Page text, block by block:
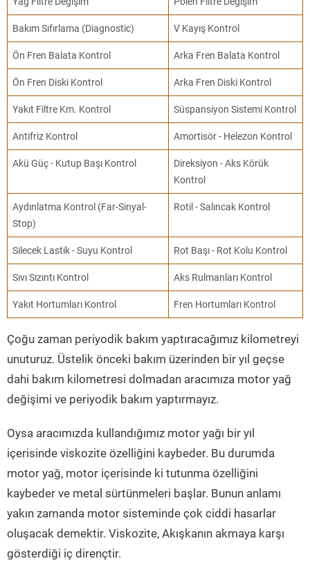
Bakım Sıfırlama (Diagnostic) V Kayış Kontrol
Ön Fren Balata Kontrol Arka Fren Balata Kontrol
Ön Fren Diski Kontrol Arka Fren Diski Kontrol
Yakıt Filtre Km. Kontrol Süspansiyon Sistemi Kontrol
Antifriz Kontrol Amortisör - Helezon Kontrol
Akü Güç - Kutup Başı Kontrol
Direksiyon - Aks Körük
Kontrol
Aydınlatma Kontrol (Far-Sinyal-
Stop)
Rotil - Salıncak Kontrol
Silecek Lastik - Suyu Kontrol Rot Başı - Rot Kolu Kontrol
Sıvı Sızıntı Kontrol Aks Rulmanları Kontrol
Yakıt Hortumları Kontrol Fren Hortumları Kontrol
Çoğu zaman periyodik bakım yaptıracağımız kilometreyi
unuturuz. Üstelik önceki bakım üzerinden bir yıl geçse
dahi bakım kilometresi dolmadan aracımıza motor yağ
değişimi ve periyodik bakım yaptırmayız.
Oysa aracımızda kullandığımız motor yağı bir yıl
içerisinde viskozite özelliğini kaybeder. Bu durumda
motor yağ, motor içerisinde ki tutunma özelliğini
kaybeder ve metal sürtünmeleri başlar. Bunun anlamı
yakın zamanda motor sisteminde çok ciddi hasarlar
oluşacak demektir. Viskozite, Akışkanın akmaya karşı
gösterdiği iç dirençtir.